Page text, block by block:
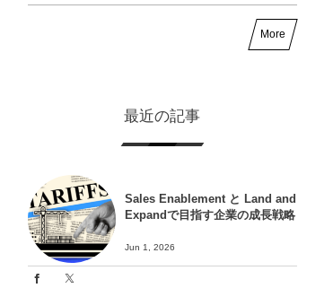
More
最近の記事
Sales Enablement と Land and
Expandで目指す企業の成長戦略
Jun 1, 2026